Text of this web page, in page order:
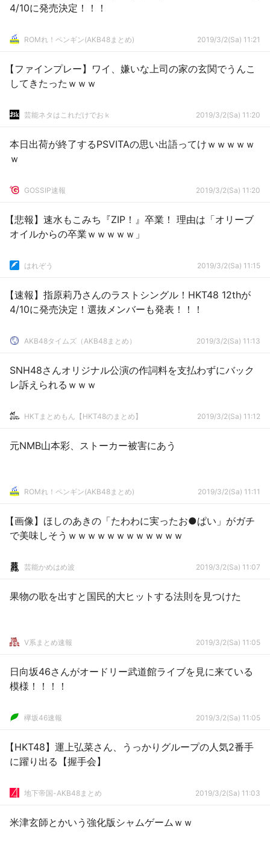
4/10に発売決定！！！
ROMれ！ペンギン(AKB48まとめ) 2019/3/2(Sa) 11:21
【ファインプレー】ワイ、嫌いな上司の家の玄関でうんこ
してきたったｗｗｗ
芸能ネタはこれだけでおｋ 2019/3/2(Sa) 11:20
本日出荷が終了するPSVITAの思い出語ってけｗｗｗｗｗ
ｗ
GOSSIP速報 2019/3/2(Sa) 11:20
【悲報】速水もこみち『ZIP！』卒業！ 理由は「オリーブ
オイルからの卒業ｗｗｗｗｗ」
はれぞう 2019/3/2(Sa) 11:15
【速報】指原莉乃さんのラストシングル！HKT48 12thが
4/10に発売決定！選抜メンバーも発表！！！
AKB48タイムズ（AKB48まとめ） 2019/3/2(Sa) 11:13
SNH48さんオリジナル公演の作詞料を支払わずにバック
レ訴えられるｗｗｗ
HKTまとめもん【HKT48のまとめ】 2019/3/2(Sa) 11:12
元NMB山本彩、ストーカー被害にあう
ROMれ！ペンギン(AKB48まとめ) 2019/3/2(Sa) 11:11
【画像】ほしのあきの「たわわに実ったお●ぱい」がガチ
で美味しそうｗｗｗｗｗｗｗｗｗｗｗｗ
芸能かめはめ波 2019/3/2(Sa) 11:07
果物の歌を出すと国民的大ヒットする法則を見つけた
V系まとめ速報 2019/3/2(Sa) 11:05
日向坂46さんがオードリー武道館ライブを見に来ている
模様！！！！
欅坂46速報 2019/3/2(Sa) 11:05
【HKT48】運上弘菜さん、うっかりグループの人気2番手
に躍り出る【握手会】
地下帝国-AKB48まとめ 2019/3/2(Sa) 11:03
米津玄師とかいう強化版シャムゲームｗｗ